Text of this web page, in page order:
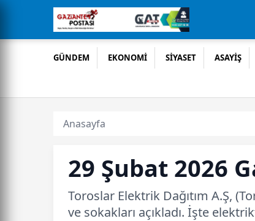
GÜNDEM EKONOMİ SİYASET ASAYİŞ
Anasayfa
29 Şubat 2026
Toroslar Elektrik Dağıtım A.Ş,
ve sokakları açıkladı. İşte